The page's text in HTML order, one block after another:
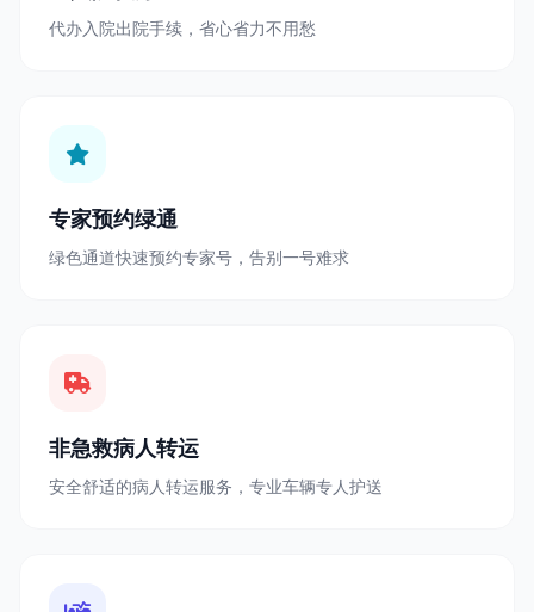
代办入院出院手续，省心省力不用愁
专家预约绿通
绿色通道快速预约专家号，告别一号难求
非急救病人转运
安全舒适的病人转运服务，专业车辆专人护送